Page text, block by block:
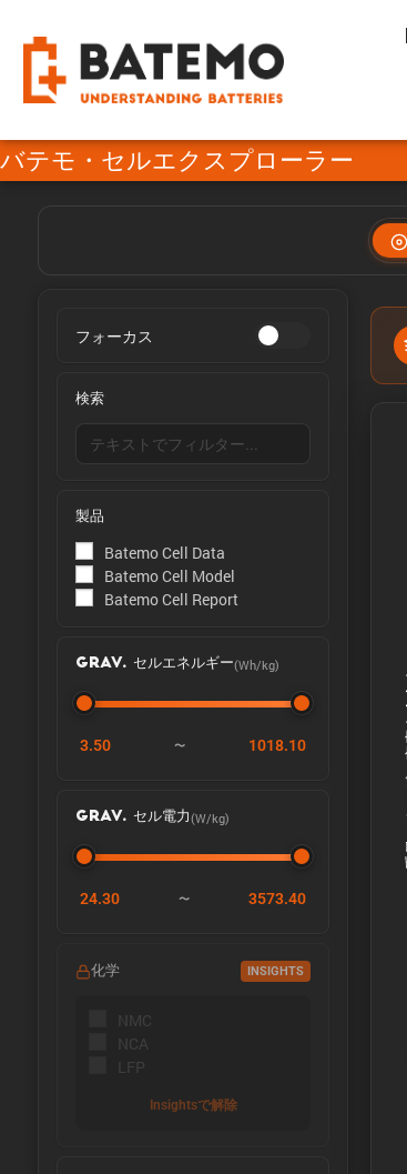
バテモ・セルエクスプローラー
フォーカス
検索
製品
Batemo Cell Data
Batemo Cell Model
Batemo Cell Report
GRAV. セルエネルギー(Wh/kg)
3.50 〜 1018.10
GRAV. セル電力(W/kg)
24.30 〜 3573.40
化学 INSIGHTS
NMC
NCA
LFP
Insightsで解除